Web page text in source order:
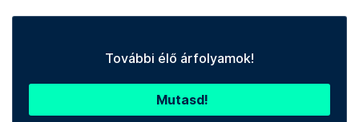
További élő árfolyamok!
Mutasd!